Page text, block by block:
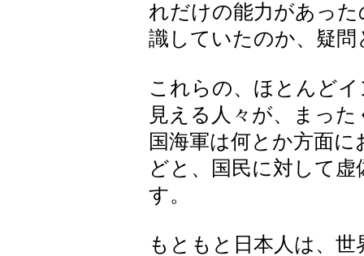
れだけの能力があっ
識していたのか、疑
これらの、ほとんど
見える人々が、まっ
国海軍は何とか方面
どと、国民に対して
す。
もともと日本人は、